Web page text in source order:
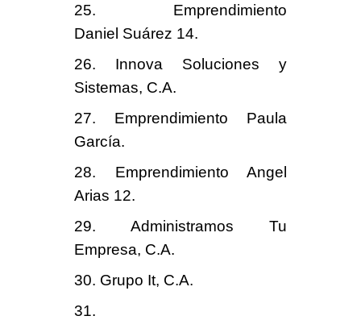
25. Emprendimiento
Daniel Suárez 14.
26. Innova Soluciones y
Sistemas, C.A.
27. Emprendimiento Paula
García.
28. Emprendimiento Angel
Arias 12.
29. Administramos Tu
Empresa, C.A.
30. Grupo It, C.A.
31.